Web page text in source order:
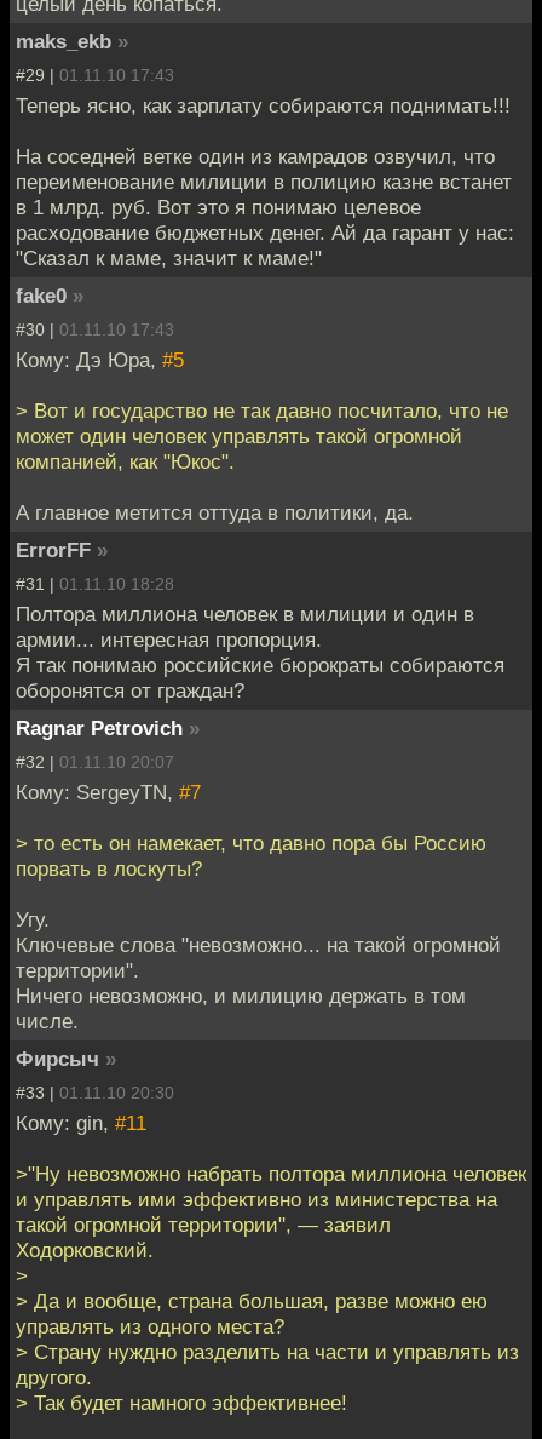
maks_ekb »
#29 | 01.11.10 17:43
Теперь ясно, как зарплату собираются поднимать!!!
На соседней ветке один из камрадов озвучил, что
переименование милиции в полицию казне встанет
в 1 млрд. руб. Вот это я понимаю целевое
расходование бюджетных денег. Ай да гарант у нас:
"Сказал к маме, значит к маме!"
fake0 »
#30 | 01.11.10 17:43
Кому: Дэ Юра, #5
> Вот и государство не так давно посчитало, что не
может один человек управлять такой огромной
компанией, как "Юкос".
А главное метится оттуда в политики, да.
ErrorFF »
#31 | 01.11.10 18:28
Полтора миллиона человек в милиции и один в
армии... интересная пропорция.
Я так понимаю российские бюрократы собираются
оборонятся от граждан?
Ragnar Petrovich »
#32 | 01.11.10 20:07
Кому: SergeyTN, #7
> то есть он намекает, что давно пора бы Россию
порвать в лоскуты?
Угу.
Ключевые слова "невозможно... на такой огромной
территории".
Ничего невозможно, и милицию держать в том
числе.
Фирсыч »
#33 | 01.11.10 20:30
Кому: gin, #11
>"Ну невозможно набрать полтора миллиона человек
и управлять ими эффективно из министерства на
такой огромной территории", — заявил
Ходорковский.
>
> Да и вообще, страна большая, разве можно ею
управлять из одного места?
> Страну нуждно разделить на части и управлять из
другого.
> Так будет намного эффективнее!